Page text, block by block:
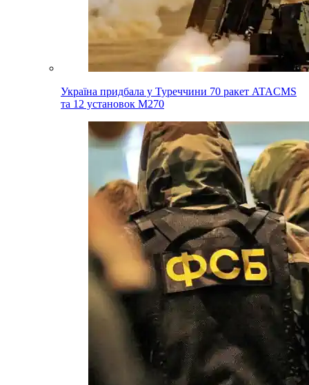
Україна придбала у Туреччини 70 ракет ATACMS
та 12 установок M270